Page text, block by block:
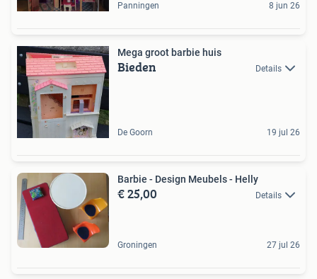
Panningen 8 jun 26
Mega groot barbie huis
Bieden Details
De Goorn 19 jul 26
Barbie - Design Meubels - Helly
€ 25,00 Details
Groningen 27 jul 26